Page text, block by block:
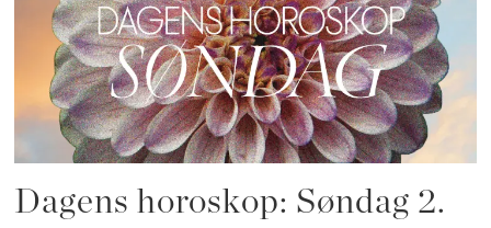
Dagens horoskop: Søndag 2.